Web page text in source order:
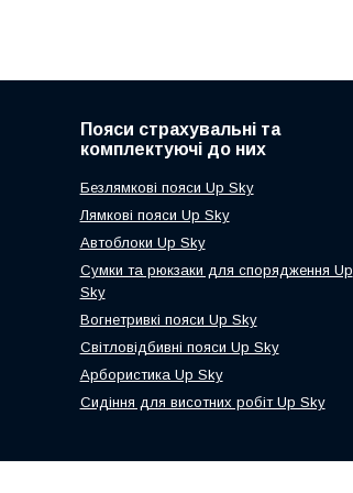
Пояси страхувальні та
комплектуючі до них
Безлямкові пояси Up Sky
Лямкові пояси Up Sky
Автоблоки Up Sky
Сумки та рюкзаки для спорядження Up
Sky
Вогнетривкі пояси Up Sky
Світловідбивні пояси Up Sky
Арбористика Up Sky
Сидіння для висотних робіт Up Sky